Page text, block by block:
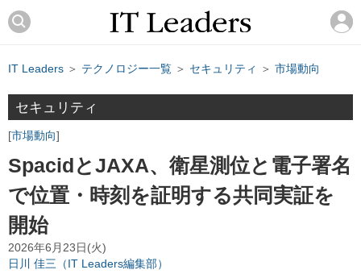
IT Leaders ＞ テクノロジー一覧 ＞ セキュリティ ＞ 市場動向
セキュリティ
市場動向
SpacidとJAXA、衛星測位と電子署名
で位置・時刻を証明する共同実証を
開始
2026年6月23日(火)
日川 佳三（IT Leaders編集部）